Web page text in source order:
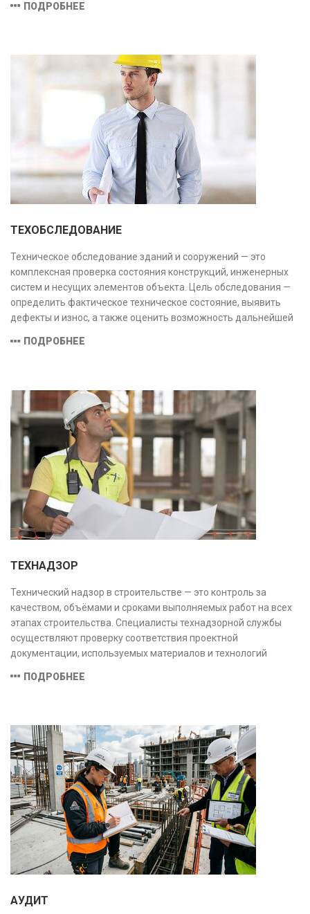
предотвратить ошибки на этапе строительства и
ПОДРОБНЕЕ
ТЕХОБСЛЕДОВАНИЕ
Техническое обследование зданий и сооружений — это
комплексная проверка состояния конструкций, инженерных
систем и несущих элементов объекта. Цель обследования —
определить фактическое техническое состояние, выявить
дефекты и износ, а также оценить возможность дальнейшей
ПОДРОБНЕЕ
ТЕХНАДЗОР
Технический надзор в строительстве — это контроль за
качеством, объёмами и сроками выполняемых работ на всех
этапах строительства. Специалисты технадзорной службы
осуществляют проверку соответствия проектной
документации, используемых материалов и технологий
безопасность и надёжность объекта.
ПОДРОБНЕЕ
АУДИТ